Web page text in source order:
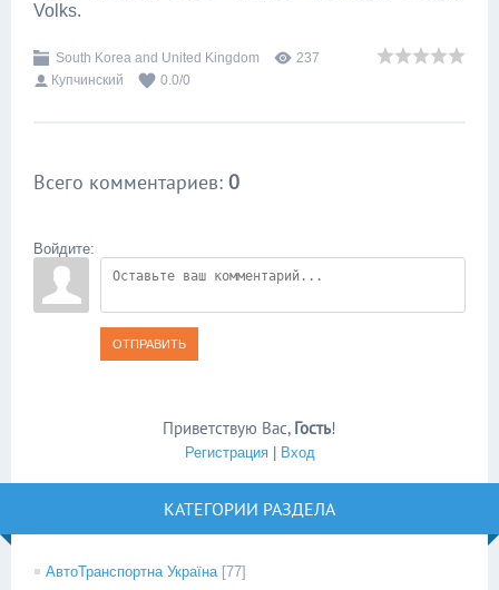
Volks.
South Korea and United Kingdom
237
Купчинский
0.0/0
Всего комментариев: 0
Войдите:
ОТПРАВИТЬ
Приветствую Вас, Гость!
Регистрация| Вход
КАТЕГОРИИ РАЗДЕЛА
АвтоТранспортна Україна [77]